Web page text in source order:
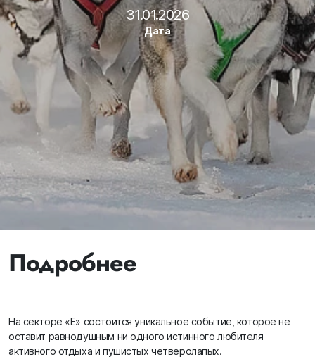
31.01.2026
Дата
Подробнее
На секторе «Е» состоится уникальное событие, которое не
оставит равнодушным ни одного истинного любителя
активного отдыха и пушистых четверолапых.